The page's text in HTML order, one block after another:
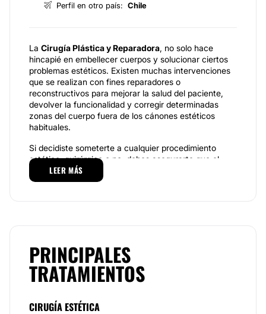
Perfil en otro país: Chile
La Cirugía Plástica y Reparadora, no solo hace
hincapié en embellecer cuerpos y solucionar ciertos
problemas estéticos. Existen muchas intervenciones
que se realizan con fines reparadores o
reconstructivos para mejorar la salud del paciente,
devolver la funcionalidad y corregir determinadas
zonas del cuerpo fuera de los cánones estéticos
habituales.
Si decidiste someterte a cualquier procedimiento
estético, quirúrgico o no, debes asegurarte que el
profesional elegido para llevar a cabo tal fin, se
encuentredebidamente acreditado, sea
reconocida Asociación Médica que promueve la
constante formación académica y la actualización
médica.
LEER MÁS
PRINCIPALES
TRATAMIENTOS
CIRUGÍA ESTÉTICA